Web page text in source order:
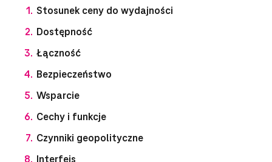
Stosunek ceny do wydajności
Dostępność
Łączność
Bezpieczeństwo
Wsparcie
Cechy i funkcje
Czynniki geopolityczne